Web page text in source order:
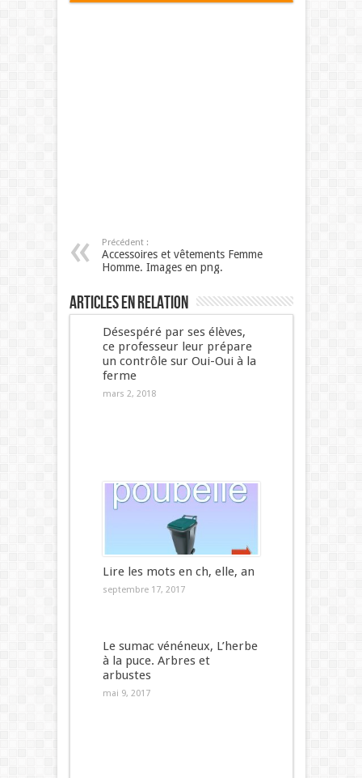
Précédent :
Accessoires et vêtements Femme
Homme. Images en png.
Articles en relation
Désespéré par ses élèves,
ce professeur leur prépare
un contrôle sur Oui-Oui à la
ferme
mars 2, 2018
Lire les mots en ch, elle, an
septembre 17, 2017
Le sumac vénéneux, L’herbe
à la puce. Arbres et
arbustes
mai 9, 2017